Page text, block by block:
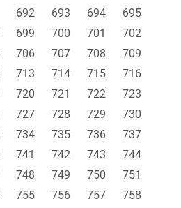
692 693 694
695
699 700 701
702
706 707 708
709
713 714 715
716
720 721 722
723
727 728 729
730
734 735 736
737
741 742 743
744
748 749 750
751
755 756 757
758